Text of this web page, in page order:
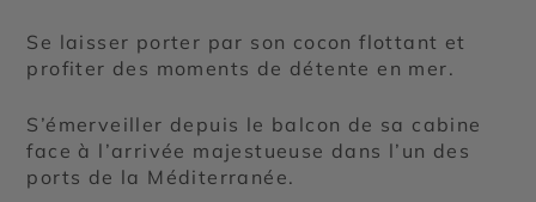
Se laisser porter par son cocon flottant et
profiter des moments de détente en mer.
S’émerveiller depuis le balcon de sa cabine
face à l’arrivée majestueuse dans l’un des
ports de la Méditerranée.